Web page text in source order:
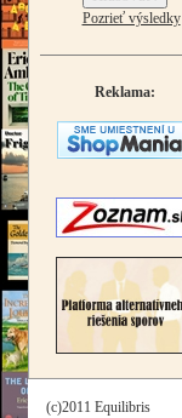
Pozrieť výsledky
Reklama:
(c)2011 Equilibris